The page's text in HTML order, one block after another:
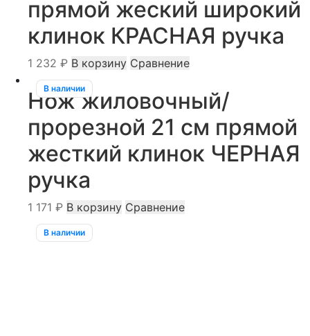
прямой жеский широкий
клинок КРАСНАЯ ручка
1 232 ₽ В корзину Сравнение
В наличии
Нож жиловочный/
прорезной 21 см прямой
жесткий клинок ЧЕРНАЯ
ручка
1 171 ₽ В корзину Сравнение
В наличии